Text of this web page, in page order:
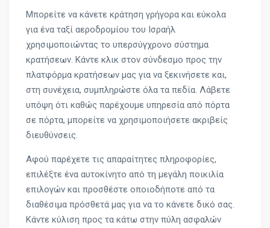
Μπορείτε να κάνετε κράτηση γρήγορα και εύκολα
για ένα ταξί αεροδρομίου του Ισραήλ
χρησιμοποιώντας το υπερσύγχρονο σύστημα
κρατήσεων. Κάντε κλικ στον σύνδεσμο προς την
πλατφόρμα κρατήσεων μας για να ξεκινήσετε και,
στη συνέχεια, συμπληρώστε όλα τα πεδία. Λάβετε
υπόψη ότι καθώς παρέχουμε υπηρεσία από πόρτα
σε πόρτα, μπορείτε να χρησιμοποιήσετε ακριβείς
διευθύνσεις.
Αφού παρέχετε τις απαραίτητες πληροφορίες,
επιλέξτε ένα αυτοκίνητο από τη μεγάλη ποικιλία
επιλογών και προσθέστε οποιοδήποτε από τα
διαθέσιμα πρόσθετά μας για να το κάνετε δικό σας.
Κάντε κύλιση προς τα κάτω στην πύλη ασφαλών